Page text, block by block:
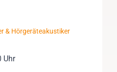
& Hörgeräteakustiker
Uhr